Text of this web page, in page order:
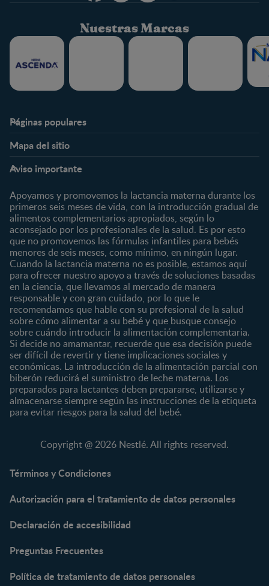
Nuestras Marcas
Páginas populares
Expertos en Nutrición
Preguntas Frecuentes
¿Quiénes somos?
Marcas y productos
Nuestros Productos
Nuestras Marcas
Mapa del sitio
Preconcepción
Embarazo
Posparto
0 a 4 meses
4 a 6 meses
6 a 8 meses
8 a 12 meses
12 a 24 meses
Desde 2 años
Preescolar
Escolar
Nutrición
Salud
Maternidad
Paternidad
Vida en familia
Marcas
CERELAC®
GERBER®
KLIM®
NAN® 3
NAN® Optipro® 3
NAN® Supreme 3
NESTUM®
NESCARE®
Productos
Cereales Infantiles
Compotas y galletas
Fórmulas Infantiles
Herramientas
Aviso importante
Apoyamos y promovemos la lactancia materna durante los
primeros seis meses de vida, con la introducción gradual de
alimentos complementarios apropiados, según lo
aconsejado por los profesionales de la salud. Es por esto
que no promovemos las fórmulas infantiles para bebés
menores de seis meses, como mínimo, en ningún lugar.
Cuando la lactancia materna no es posible, estamos aquí
para ofrecer nuestro apoyo a través de soluciones basadas
en la ciencia, que llevamos al mercado de manera
responsable y con gran cuidado, por lo que le
recomendamos que hable con su profesional de la salud
sobre cómo alimentar a su bebé y que busque consejo
sobre cuándo introducir la alimentación complementaria.
Si decide no amamantar, recuerde que esa decisión puede
ser difícil de revertir y tiene implicaciones sociales y
económicas. La introducción de la alimentación parcial con
biberón reducirá el suministro de leche materna. Los
preparados para lactantes deben prepararse, utilizarse y
almacenarse siempre según las instrucciones de la etiqueta
para evitar riesgos para la salud del bebé.
Copyright @ 2026 Nestlé. All rights reserved.
Términos y Condiciones
Autorización para el tratamiento de datos personales
Declaración de accesibilidad
Preguntas Frecuentes
Política de tratamiento de datos personales